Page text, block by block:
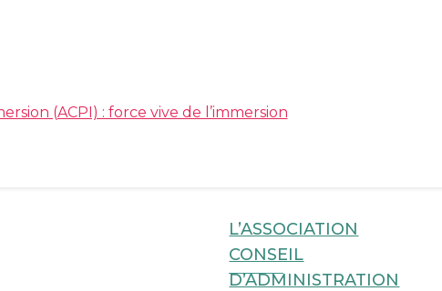
L’ASSOCIATION
CONSEIL
D’ADMINISTRATION